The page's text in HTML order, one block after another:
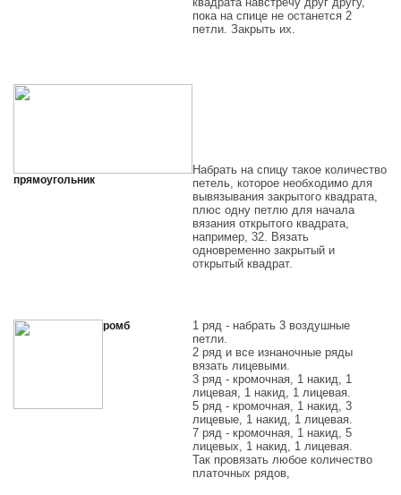
пока на спице не останется 2
петли. Закрыть их.
прямоугольник
Набрать на спицу такое количество
петель, которое необходимо для
вывязывания закрытого квадрата,
плюс одну петлю для начала
вязания открытого квадрата,
например, 32. Вязать
одновременно закрытый и
открытый квадрат.
ромб
1 ряд - набрать 3 воздушные
петли.
2 ряд и все изнаночные ряды
вязать лицевыми.
3 ряд - кромочная, 1 накид, 1
лицевая, 1 накид, 1 лицевая.
5 ряд - кромочная, 1 накид, 3
лицевые, 1 накид, 1 лицевая.
7 ряд - кромочная, 1 накид, 5
лицевых, 1 накид, 1 лицевая.
Так провязать любое количество
платочных рядов,